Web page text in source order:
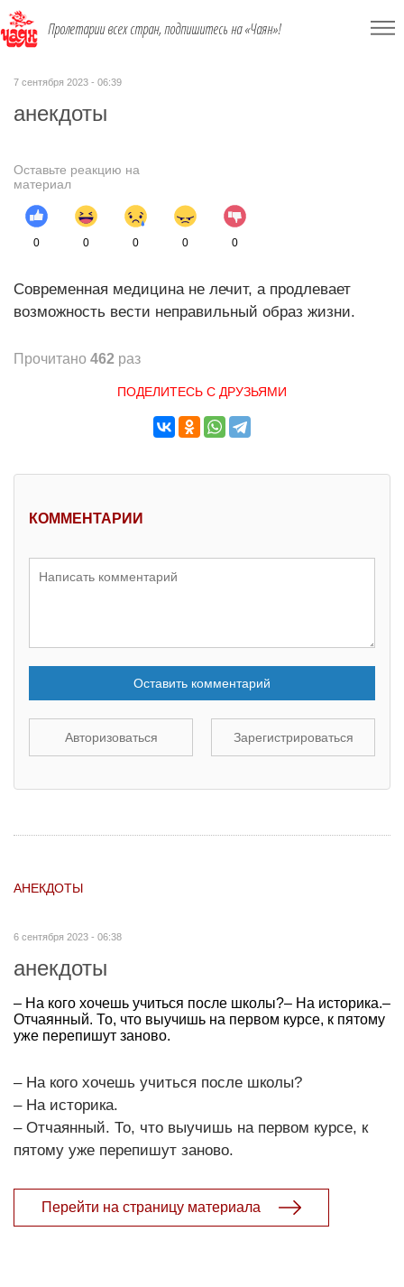
Пролетарии всех стран, подпишитесь на «Чаян»!
7 сентября 2023 - 06:39
анекдоты
Оставьте реакцию на
материал
0 0 0 0 0
Современная медицина не лечит, а продлевает
возможность вести неправильный образ жизни.
Прочитано 462 раз
ПОДЕЛИТЕСЬ С ДРУЗЬЯМИ
КОММЕНТАРИИ
Оставить комментарий
Авторизоваться Зарегистрироваться
АНЕКДОТЫ
6 сентября 2023 - 06:38
анекдоты
– На кого хочешь учиться после школы?– На историка.–
Отчаянный. То, что выучишь на первом курсе, к пятому
уже перепишут заново.
– На кого хочешь учиться после школы?
– На историка.
– Отчаянный. То, что выучишь на первом курсе, к
пятому уже перепишут заново.
Перейти на страницу материала